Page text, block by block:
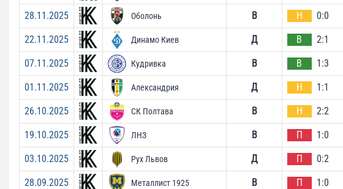
28.11.2025 Оболонь В Н 0:0
22.11.2025 Динамо Киев Д В 2:1
07.11.2025 Кудривка В В 1:3
01.11.2025 Александрия Д Н 1:1
26.10.2025 СК Полтава В Н 2:2
19.10.2025 ЛНЗ В П 1:0
03.10.2025 Рух Львов Д П 0:2
28.09.2025 Металлист 1925 В П 1:0